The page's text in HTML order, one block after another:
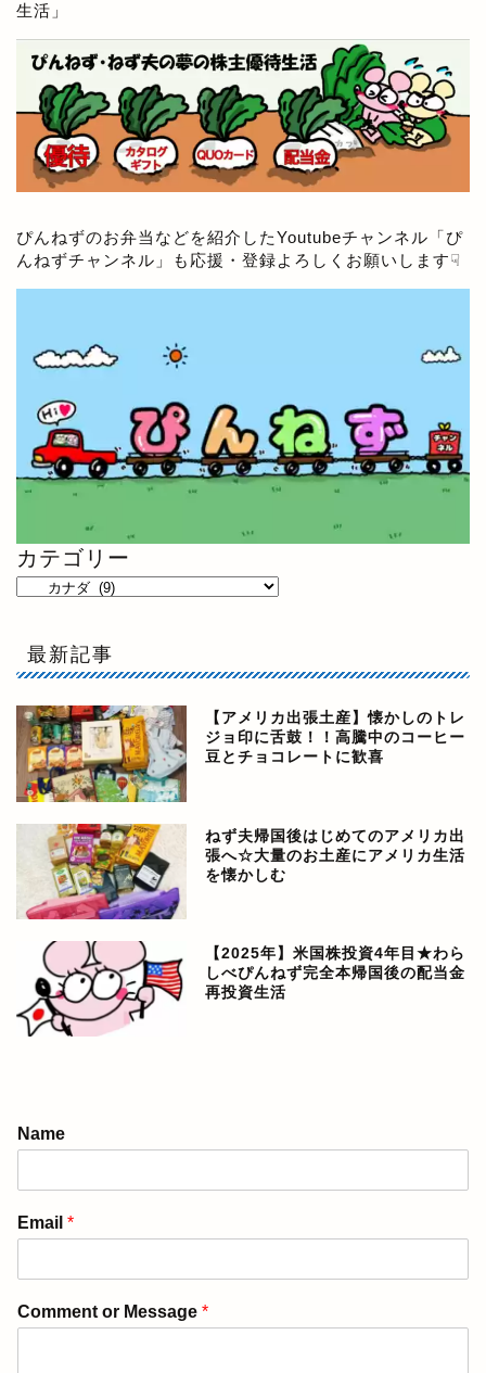
生活 」
ぴんねずのお弁当などを紹介したYoutubeチャンネル「ぴ
んねずチャンネル 」も応援・登録よろしくお願いします☟
カテゴリー
最新記事
【アメリカ出張土産】懐かしのトレ
ジョ印に舌鼓！！高騰中のコーヒー
豆とチョコレートに歓喜
ねず夫帰国後はじめてのアメリカ出
張へ☆大量のお土産にアメリカ生活
を懐かしむ
【2025年】米国株投資4年目★わら
しべぴんねず完全本帰国後の配当金
再投資生活
Name
Email *
Comment or Message *
ぴんねず☆ごはんのレシ
ぴんねずの旅のしおり・